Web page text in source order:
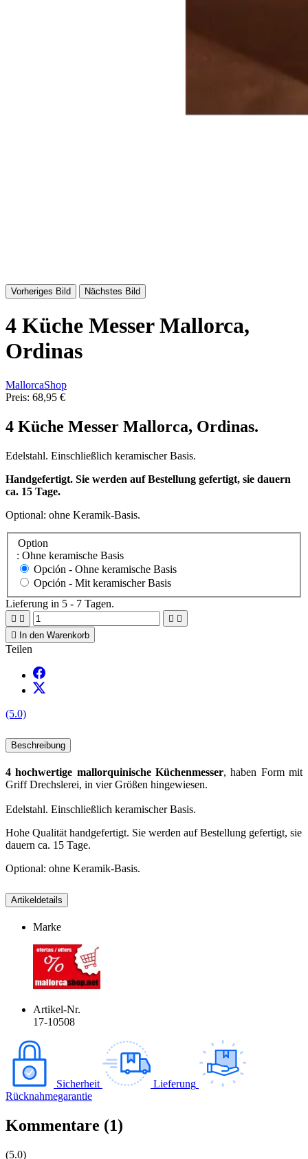
Vorheriges Bild Nächstes Bild
4 Küche Messer Mallorca,
Ordinas
MallorcaShop
Preis: 68,95 €
4 Küche Messer Mallorca, Ordinas.
Edelstahl. Einschließlich keramischer Basis.
Handgefertigt. Sie werden auf Bestellung gefertigt, sie dauern
ca. 15 Tage.
Optional: ohne Keramik-Basis.
Option
: Ohne keramische Basis
Opción - Ohne keramische Basis
Opción - Mit keramischer Basis
Lieferung in 5 - 7 Tagen.
   

In den Warenkorb
Teilen
(5.0)
Beschreibung
4 hochwertige mallorquinische Küchenmesser, haben Form mit
Griff Drechslerei, in vier Größen hingewiesen.
Edelstahl. Einschließlich keramischer Basis.
Hohe Qualität handgefertigt. Sie werden auf Bestellung gefertigt, sie
dauern ca. 15 Tage.
Optional: ohne Keramik-Basis.
Artikeldetails
Marke
Artikel-Nr.
17-10508
Sicherheit
Lieferung
Rücknahmegarantie
Kommentare (1)
(5.0)